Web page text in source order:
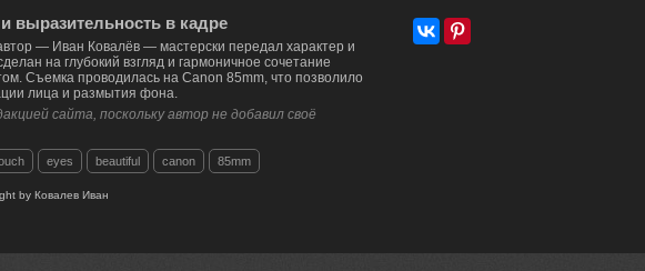
выразительность в кадре
— Иван Ковалёв — мастерски передал характер и
на глубокий взгляд и гармоничное сочетание
Съемка проводилась на Canon 85mm, что позволило
лица и размытия фона.
сайта, поскольку автор не добавил своё
eyes beautiful canon 85mm
byКовалев Иван